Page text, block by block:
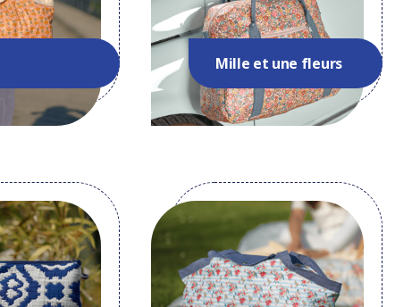
Mille et une fleurs